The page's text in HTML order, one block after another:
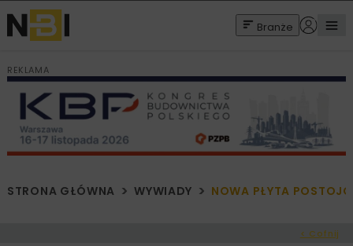
Branże
REKLAMA
STRONA GŁÓWNA WYWIADY NOWA PŁYTA
< Cofnij